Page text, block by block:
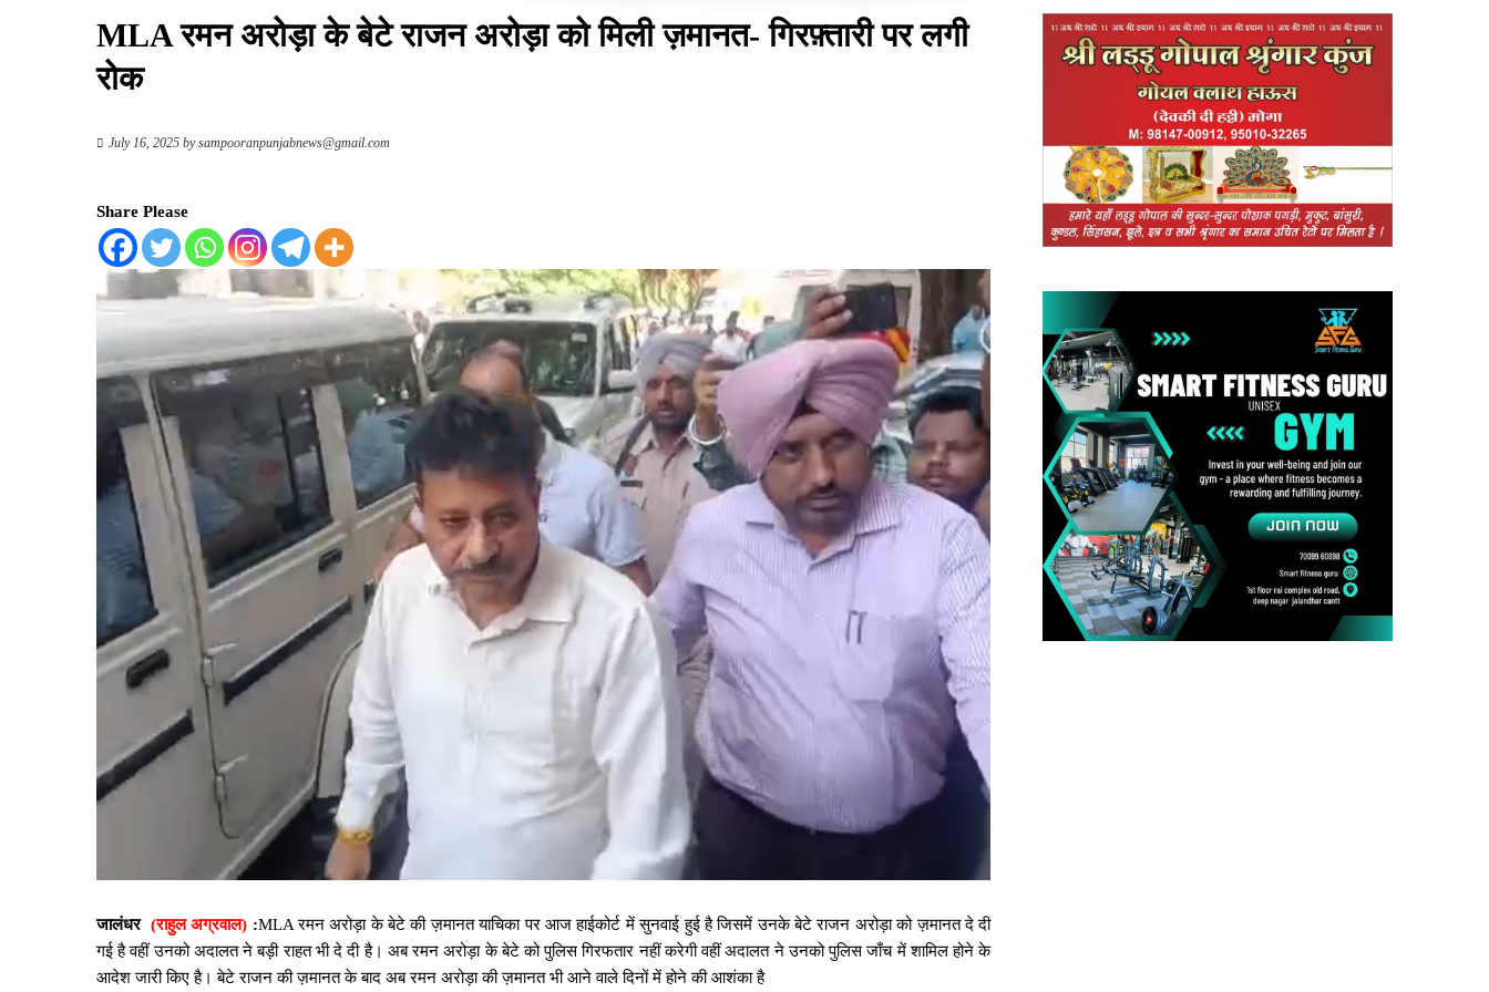
MLA रमन अरोड़ा के बेटे राजन अरोड़ा को मिली ज़मानत- गिरफ़्तारी पर लगी
रोक
July 16, 2025 bysampooranpunjabnews@gmail.com
Share Please
जालंधर (राहुल अग्रवाल) :MLA रमन अरोड़ा के बेटे की ज़मानत याचिका पर आज हाईकोर्ट में सुनवाई हुई है जिसमें उनके बेटे राजन अरोड़ा को ज़मानत दे दी
गई है वहीं उनको अदालत ने बड़ी राहत भी दे दी है। अब रमन अरोड़ा के बेटे को पुलिस गिरफतार नहीं करेगी वहीं अदालत ने उनको पुलिस जाँच में शामिल होने के
आदेश जारी किए है। बेटे राजन की ज़मानत के बाद अब रमन अरोड़ा की ज़मानत भी आने वाले दिनों में होने की आशंका है